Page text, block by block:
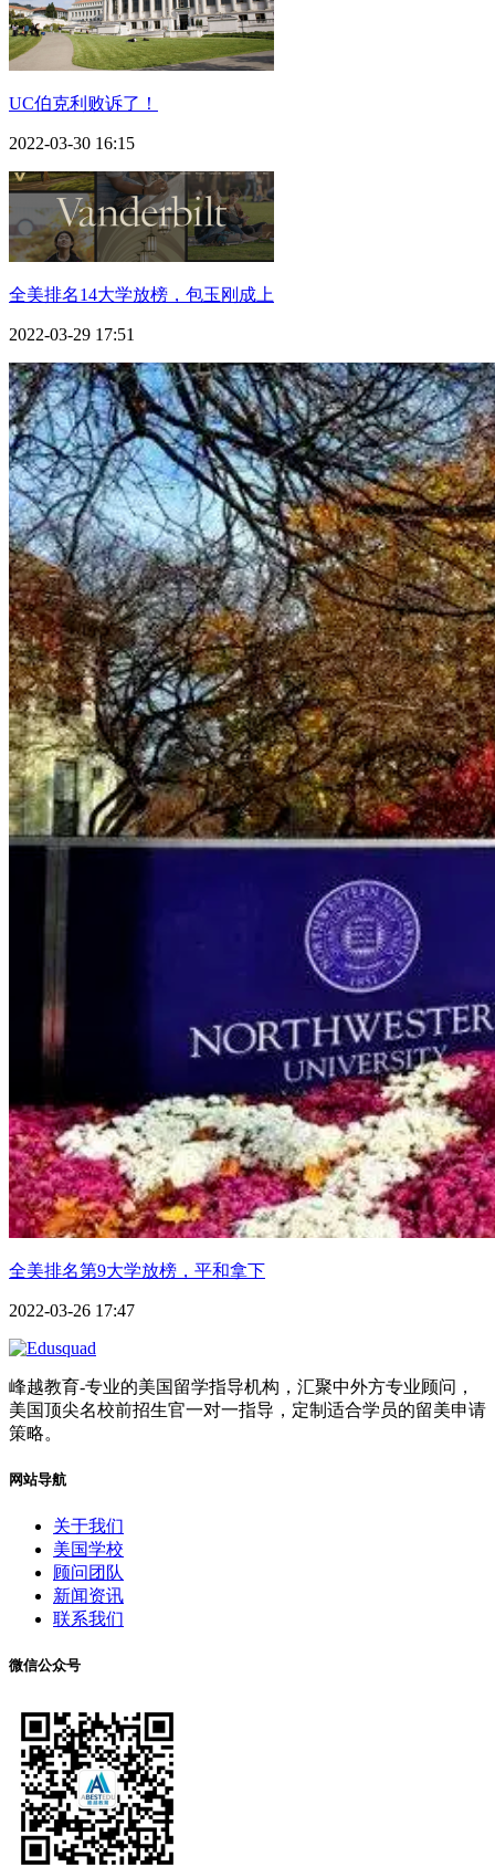
UC伯克利败诉了！
2022-03-30 16:15
全美排名14大学放榜，包玉刚成上
2022-03-29 17:51
全美排名第9大学放榜，平和拿下
2022-03-26 17:47
峰越教育-专业的美国留学指导机构，汇聚中外方专业顾问，
美国顶尖名校前招生官一对一指导，定制适合学员的留美申请
策略。
网站导航
关于我们
美国学校
顾问团队
新闻资讯
联系我们
微信公众号